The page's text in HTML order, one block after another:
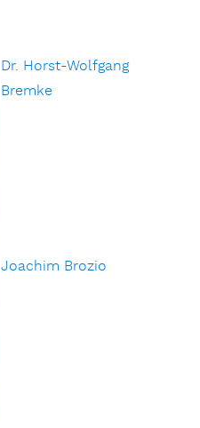
Dr. Horst-Wolfgang
Bremke
Joachim Brozio